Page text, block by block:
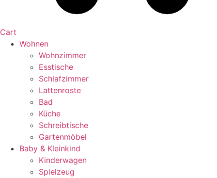
Cart
Wohnen
Wohnzimmer
Esstische
Schlafzimmer
Lattenroste
Bad
Küche
Schreibtische
Gartenmöbel
Baby & Kleinkind
Kinderwagen
Spielzeug